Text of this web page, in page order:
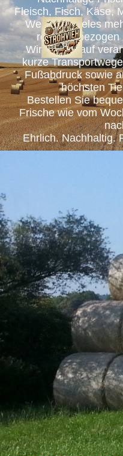
Fleisch, Fisch, Käse,
Wein und vieles
regional
Wir setzen auf
kurze
Fußabdruck sowie
höchsten
Bestellen Sie
Frische wie vom
Ehrlich. Nachhaltig.